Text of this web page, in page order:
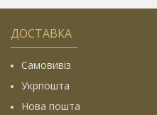
ДОСТАВКА
Самовивіз
Укрпошта
Нова пошта